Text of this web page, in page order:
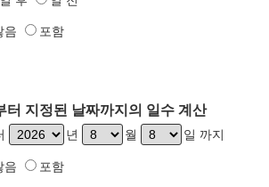
음 포함
터 지정된 날짜까지의 일수 계산
년 월 일 까지
음 포함